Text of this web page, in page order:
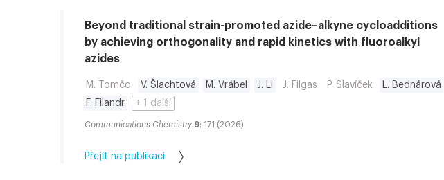
Beyond traditional strain-promoted azide–alkyne cycloadditions
by achieving orthogonality and rapid kinetics with fluoroalkyl
azides
M. Tomčo V. Šlachtová M. Vrábel J. Li J. Filgas P. Slavíček
L. Bednárová
F. Filandr
+ 1 další
Communications Chemistry 9: 171 (2026)
Přejít na publikaci